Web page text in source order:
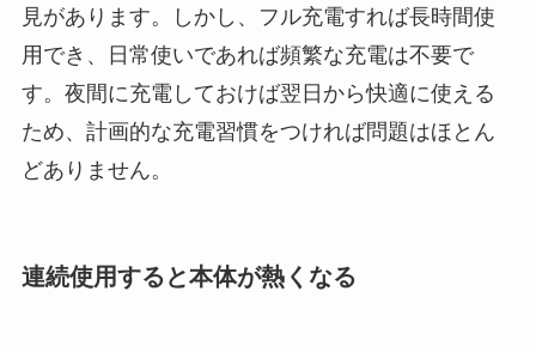
見があります。しかし、フル充電すれば長時間使
用でき、日常使いであれば頻繁な充電は不要で
す。夜間に充電しておけば翌日から快適に使える
ため、計画的な充電習慣をつければ問題はほとん
どありません。
連続使用すると本体が熱くなる